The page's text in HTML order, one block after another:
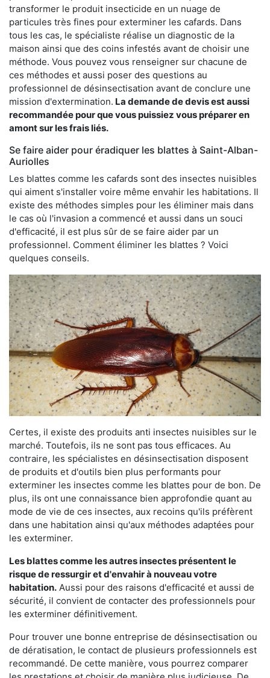
transformer le produit insecticide en un nuage de
particules très fines pour exterminer les cafards. Dans
tous les cas, le spécialiste réalise un diagnostic de la
maison ainsi que des coins infestés avant de choisir une
méthode. Vous pouvez vous renseigner sur chacune de
ces méthodes et aussi poser des questions au
professionnel de désinsectisation avant de conclure une
mission d'extermination. La demande de devis est aussi
recommandée pour que vous puissiez vous préparer en
amont sur les frais liés.
Se faire aider pour éradiquer les blattes à Saint-Alban-
Auriolles
Les blattes comme les cafards sont des insectes nuisibles
qui aiment s'installer voire même envahir les habitations. Il
existe des méthodes simples pour les éliminer mais dans
le cas où l'invasion a commencé et aussi dans un souci
d'efficacité, il est plus sûr de se faire aider par un
professionnel. Comment éliminer les blattes ? Voici
quelques conseils.
Certes, il existe des produits anti insectes nuisibles sur le
marché. Toutefois, ils ne sont pas tous efficaces. Au
contraire, les spécialistes en désinsectisation disposent
de produits et d'outils bien plus performants pour
exterminer les insectes comme les blattes pour de bon. De
plus, ils ont une connaissance bien approfondie quant au
mode de vie de ces insectes, aux recoins qu'ils préfèrent
dans une habitation ainsi qu'aux méthodes adaptées pour
les exterminer.
Les blattes comme les autres insectes présentent le
risque de ressurgir et d'envahir à nouveau votre
habitation. Aussi pour des raisons d'efficacité et aussi de
sécurité, il convient de contacter des professionnels pour
les exterminer définitivement.
Pour trouver une bonne entreprise de désinsectisation ou
de dératisation, le contact de plusieurs professionnels est
recommandé. De cette manière, vous pourrez comparer